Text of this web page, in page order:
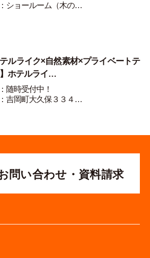
ショールーム（木の…
ルライク×自然素材×プライベートテ
ホテルライ…
随時受付中！
吉岡町大久保３３４…
問い合わせ・資料請求